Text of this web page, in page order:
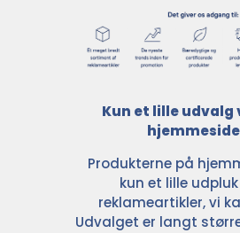
Kun et lille udvalg
Produkterne på
kun et lille
reklameartikler, vi
Udvalget er langt